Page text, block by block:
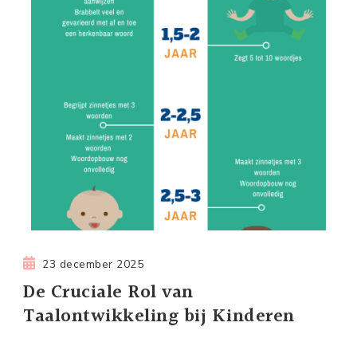
23 december 2025
De Cruciale Rol van
Taalontwikkeling bij Kinderen